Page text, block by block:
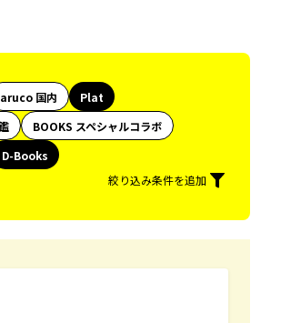
aruco 国内
Plat
BOOKS スペシャルコラボ
D-Books
絞り込み条件を追加